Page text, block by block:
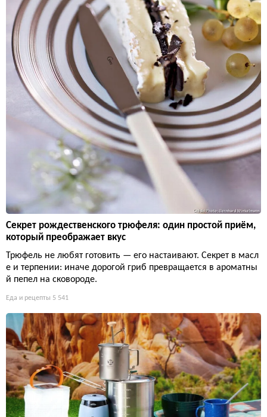
Секрет рождественского трюфеля: один простой приём,
который преображает вкус
Трюфель не любят готовить — его настаивают. Секрет в масл
е и терпении: иначе дорогой гриб превращается в ароматны
й пепел на сковороде.
Еда и рецепты 5 541